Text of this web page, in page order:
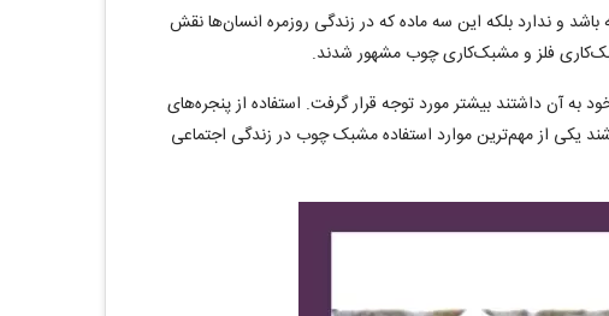
باشد و ندارد بلکه این سه ماده که در زندگی روزمره انسان‌ها نقش
فلز و مشبک‌کاری چوب مشهور شدند.
به آن داشتند بیشتر مورد توجه قرار گرفت. استفاده از پنجره‌های
یکی از مهم‌ترین موارد استفاده مشبک چوب در زندگی اجتماعی